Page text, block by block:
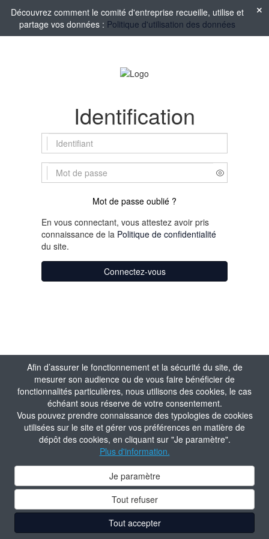
Afin d’assurer le fonctionnement et la sécurité du site, de
mesurer son audience ou de vous faire bénéficier de
fonctionnalités particulières, nous utilisons des cookies, le cas
échéant sous réserve de votre consentement.
Vous pouvez prendre connaissance des typologies de cookies
utilisées sur le site et gérer vos préférences en matière de
dépôt des cookies, en cliquant sur "Je paramètre".
Plus d'information.
Je paramètre
Tout refuser
Tout accepter
Découvrez comment le comité d'entreprise recueille, utilise et
partage vos données : Politique d'utilisation des données
Identification
Mot de passe oublié ?
En vous connectant, vous attestez avoir pris
connaissance de la Politique de confidentialité
du site.
Connectez-vous